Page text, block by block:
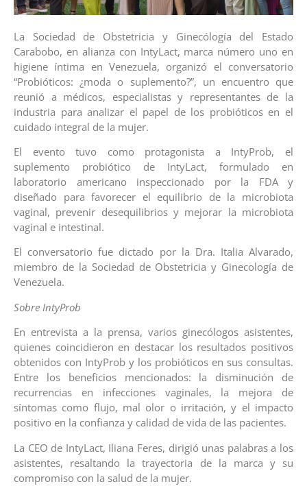
La Sociedad de Obstetricia y Ginecólogía del Estado
Carabobo, en alianza con IntyLact, marca número uno en
higiene íntima en Venezuela, organizó el conversatorio
“Probióticos: ¿moda o suplemento?”, un encuentro que
reunió a médicos, especialistas y representantes de la
industria para analizar el papel de los probióticos en el
cuidado integral de la mujer.
El evento tuvo como protagonista a IntyProb, el
suplemento probiótico de IntyLact, formulado en
laboratorio americano inspeccionado por la FDA y
diseñado para favorecer el equilibrio de la microbiota
vaginal, prevenir desequilibrios y mejorar la microbiota
vaginal e intestinal.
El conversatorio fue dictado por la Dra. Italia Alvarado,
miembro de la Sociedad de Obstetricia y Ginecología de
Venezuela.
Sobre IntyProb
En entrevista a la prensa, varios ginecólogos asistentes,
quienes coincidieron en destacar los resultados positivos
obtenidos con IntyProb y los probióticos en sus consultas.
Entre los beneficios mencionados: la disminución de
recurrencias en infecciones vaginales, la mejora de
síntomas como flujo, mal olor o irritación, y el impacto
positivo en la confianza y calidad de vida de las pacientes.
La CEO de IntyLact, Iliana Feres, dirigió unas palabras a los
asistentes, resaltando la trayectoria de la marca y su
compromiso con la salud de la mujer.